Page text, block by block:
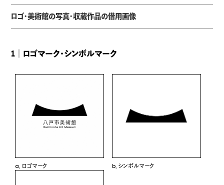
ロゴ・美術館の写真・収蔵作品の借用画像
1│ロゴマーク・シンボルマーク
a．ロゴマーク b．シンボルマーク